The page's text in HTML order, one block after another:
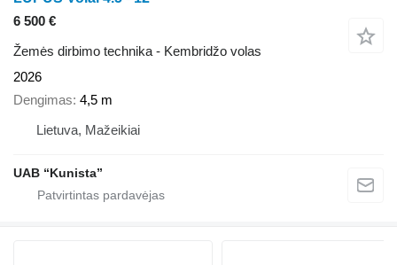
6 500 €
Žemės dirbimo technika - Kembridžo volas
2026
Dengimas 4,5 m
Lietuva, Mažeikiai
UAB “Kunista”